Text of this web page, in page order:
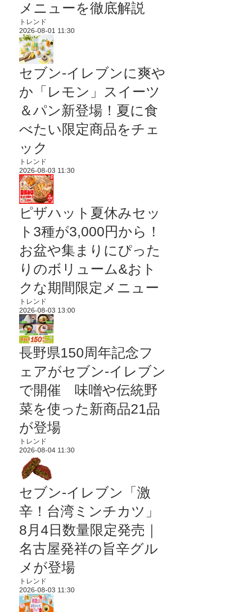
メニューを徹底解説
トレンド
2026-08-01 11:30
セブン‐イレブンに爽や
か「レモン」スイーツ
＆パン新登場！夏に食
べたい限定商品をチェ
ック
トレンド
2026-08-03 11:30
ピザハット夏休みセッ
ト3種が3,000円から！
お盆や集まりにぴった
りのボリューム&おト
クな期間限定メニュー
トレンド
2026-08-03 13:00
長野県150周年記念フ
ェアがセブン-イレブン
で開催 味噌や伝統野
菜を使った新商品21品
が登場
トレンド
2026-08-04 11:30
セブン-イレブン「激
辛！台湾ミンチカツ」
8月4日数量限定発売｜
名古屋発祥の旨辛グル
メが登場
トレンド
2026-08-03 11:30